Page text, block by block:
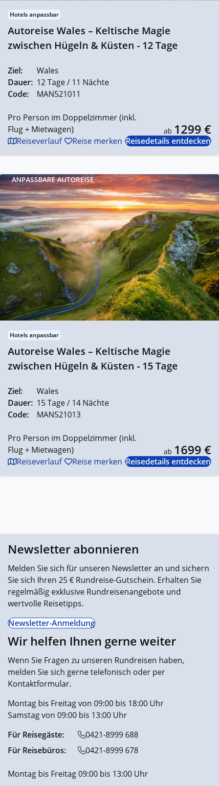
Hotels anpassbar
Autoreise Wales – Keltische Magie
zwischen Hügeln & Küsten - 12 Tage
Ziel:
Wales
Dauer: 12 Tage / 11 Nächte
Code:
MAN521011
Pro Person im Doppelzimmer (inkl.
Flug + Mietwagen)
ab 1299 €
Reiseverlauf Reise merken Reisedetails entdecken
Hotels anpassbar
Autoreise Wales – Keltische Magie
zwischen Hügeln & Küsten - 15 Tage
Ziel:
Wales
Dauer: 15 Tage / 14 Nächte
Code:
MAN521013
Pro Person im Doppelzimmer (inkl.
Flug + Mietwagen)
ab 1699 €
Reiseverlauf Reise merken Reisedetails entdecken
ANPASSBARE AUTOREISE
Newsletter abonnieren
Melden Sie sich für unseren Newsletter an und sichern
Sie sich Ihren 25 € Rundreise-Gutschein. Erhalten Sie
regelmäßig exklusive Rundreisenangebote und
wertvolle Reisetipps.
Newsletter-Anmeldung
Wir helfen Ihnen gerne weiter
Wenn Sie Fragen zu unseren Rundreisen haben,
melden Sie sich gerne telefonisch oder per
Kontaktformular.
Montag bis Freitag von 09:00 bis 18:00 Uhr
Samstag von 09:00 bis 13:00 Uhr
Für Reisegäste:
0421-8999 688
Für Reisebüros:
0421-8999 678
Montag bis Freitag 09:00 bis 13:00 Uhr